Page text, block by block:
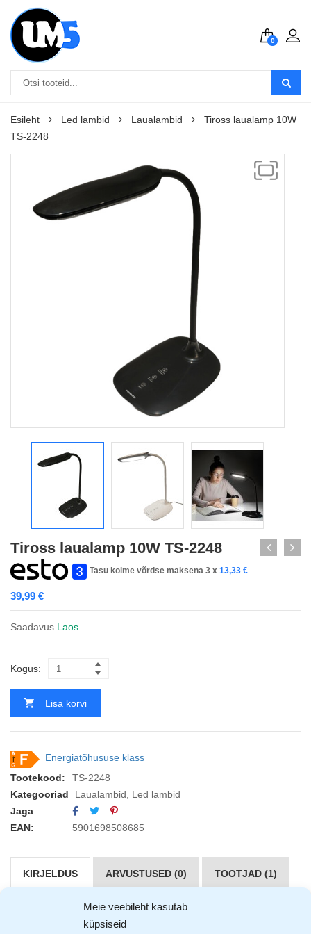
Meie veebileht kasutab
küpsiseid
0
Esileht Led lambid Laualambid
Tiross laualamp 10W
TS-2248
Tiross laualamp 10W TS-2248
Tasu kolme võrdse maksena 3 x 13,33 €
39,99 €
Saadavus Laos
Kogus:
Lisa korvi
Energiatõhususe klass
Tootekood:
TS-2248
Kategooriad
Laualambid
Led lambid
Jaga
EAN:
5901698508685
KIRJELDUS ARVUSTUSED (0) TOOTJAD (1)